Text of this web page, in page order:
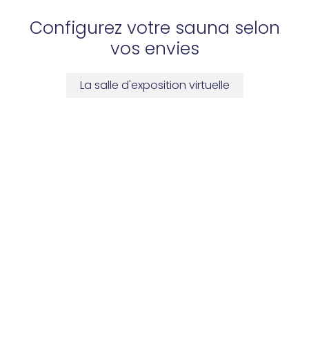
Configurez votre sauna selon
vos envies
La salle d'exposition virtuelle